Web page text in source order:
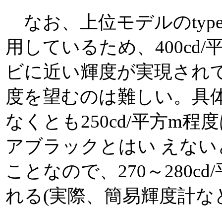
なお、上位モデルの
用しているため、400cd/
ビに近い輝度が実現され
度を望むのは難しい。具
なくとも250cd/平方m程
アブラックとはい えな
ことなので、270～
れる(実際、簡易輝度計